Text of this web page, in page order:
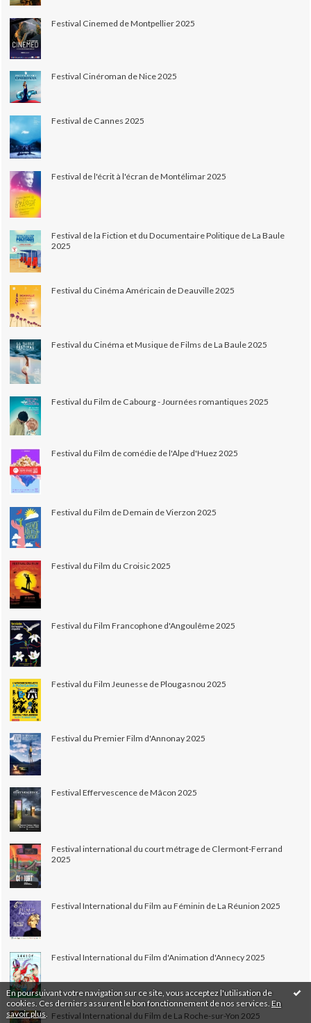
En poursuivant votre navigation sur ce site, vous acceptez l'utilisation de
cookies. Ces derniers assurent le bon fonctionnement de nos services. En
savoir plus
Festival Cinemed de Montpellier 2025
Festival Cinéroman de Nice 2025
Festival de Cannes 2025
Festival de l'écrit à l'écran de Montélimar 2025
Festival de la Fiction et du Documentaire Politique de La Baule
2025
Festival du Cinéma Américain de Deauville 2025
Festival du Cinéma et Musique de Films de La Baule 2025
Festival du Film de Cabourg - Journées romantiques 2025
Festival du Film de comédie de l'Alpe d'Huez 2025
Festival du Film de Demain de Vierzon 2025
Festival du Film du Croisic 2025
Festival du Film Francophone d'Angoulême 2025
Festival du Film Jeunesse de Plougasnou 2025
Festival du Premier Film d'Annonay 2025
Festival Effervescence de Mâcon 2025
Festival international du court métrage de Clermont-Ferrand
2025
Festival International du Film au Féminin de La Réunion 2025
Festival International du Film d'Animation d'Annecy 2025
Festival International du Film de La Roche-sur-Yon 2025